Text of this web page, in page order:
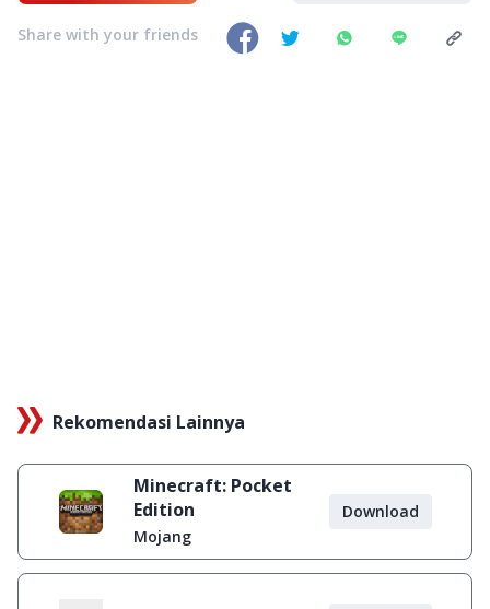
Share with your friends
Rekomendasi Lainnya
Minecraft: Pocket
Edition
Mojang
Download